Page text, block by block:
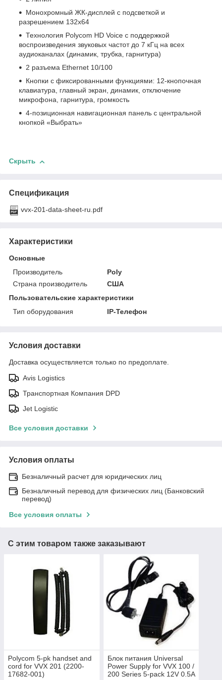
Монохромный ЖК-дисплей с подсветкой и
разрешением 132x64
Технология Polycom HD Voice с поддержкой
воспроизведения звуковых частот до 7 кГц на всех
аудиоканалах (динамик, трубка, гарнитура)
2 разъема Ethernet 10/100
Кнопки с фиксированными функциями: 12-кнопочная
клавиатура, главный экран, динамик, отключение
микрофона, гарнитура, громкость
4-позиционная навигационная панель с центральной
кнопкой «Выбрать»
Скрыть
Спецификация
vvx-201-data-sheet-ru.pdf
Характеристики
Основные
Производитель
Poly
Страна производитель
США
Пользовательские характеристики
Тип оборудования
IP-Телефон
Условия доставки
Доставка осуществляется только по предоплате.
Avis Logistics
Транспортная Компания DPD
Jet Logistic
Все условия доставки
Условия оплаты
Безналичный расчет для юридических лиц
Безналичный перевод для физических лиц (Банковский
перевод)
Все условия оплаты
С этим товаром также заказывают
Polycom 5-pk handset and
cord for VVX 201 (2200-
17682-001)
Блок питания Universal
Power Supply for VVX 100 /
200 Series 5-pack 12V 0.5A